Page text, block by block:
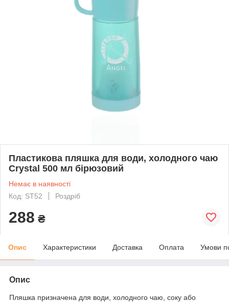
Пластикова пляшка для води, холодного чаю
Crystal 500 мл бірюзовий
Немає в наявності
Код: ST52
Роздріб
288 ₴
Опис Характеристики Доставка Оплата Умови
Опис
Пляшка призначена для води, холодного чаю, соку або